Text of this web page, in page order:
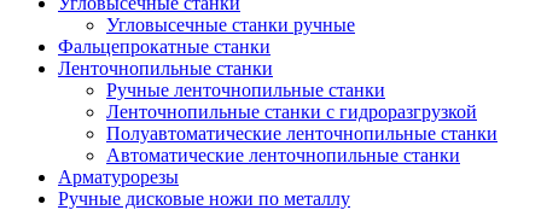
Угловысечные станки ручные
Фальцепрокатные станки
Ленточнопильные станки
Ручные ленточнопильные станки
Ленточнопильные станки с гидроразгрузкой
Полуавтоматические ленточнопильные станки
Автоматические ленточнопильные станки
Арматурорезы
Ручные дисковые ножи по металлу